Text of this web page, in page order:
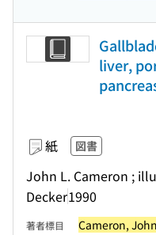
liver,
紙 図書
John L. Cameron ;
Decker1990
著者標目 Cameron,